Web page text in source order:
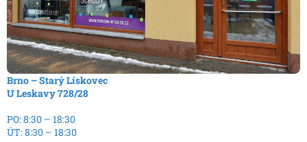
Brno – Starý Lískovec
U Leskavy 728/28
PO: 8:30 – 18:30
ÚT: 8:30 – 18:30